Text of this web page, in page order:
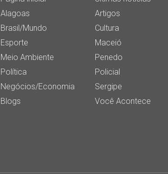
Alagoas
Artigos
Brasil/Mundo
Cultura
Esporte
Maceió
Meio Ambiente
Penedo
Política
Policial
Negócios/Economia
Sergipe
Blogs
Você Acontece